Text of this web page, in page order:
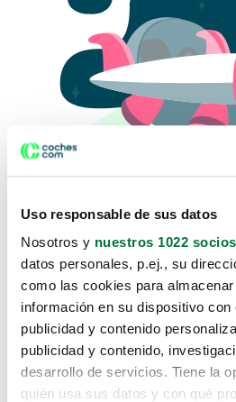
Uso responsable de sus datos
Nosotros y nuestros 1022 socios
datos personales, p.ej., su
como las cookies para
información en su dispositivo con
publicidad y contenido
publicidad y contenido,
desarrollo de servicios. Tiene la
quién usa sus datos y con qué
Lo sentimos, no
te hemos traido
Pero puedes encontrar el